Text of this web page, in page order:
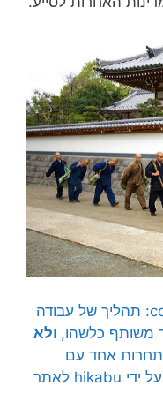
[בתמונה: דוגמה ל- cooperation: תהליך של עבודה
משותף כלשהו, ולא
אחד עם
השני. תמונה חופשית שהועלתה על ידי hikabu לאתר